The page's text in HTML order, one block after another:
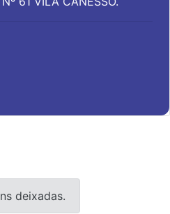
deixadas.